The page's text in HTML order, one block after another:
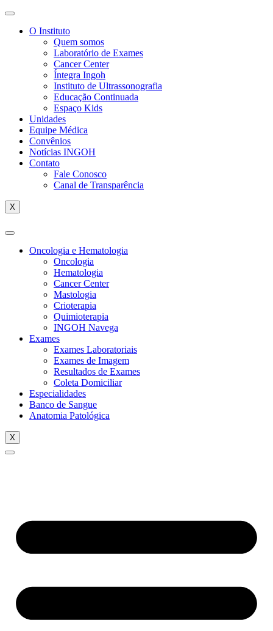
O Instituto
Quem somos
Laboratório de Exames
Cancer Center
Íntegra Ingoh
Instituto de Ultrassonografia
Educação Continuada
Espaço Kids
Unidades
Equipe Médica
Convênios
Notícias INGOH
Contato
Fale Conosco
Canal de Transparência
X
Oncologia e Hematologia
Oncologia
Hematologia
Cancer Center
Mastologia
Crioterapia
Quimioterapia
INGOH Navega
Exames
Exames Laboratoriais
Exames de Imagem
Resultados de Exames
Coleta Domiciliar
Especialidades
Banco de Sangue
Anatomia Patológica
X